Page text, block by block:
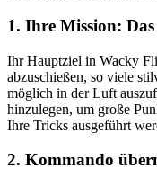
1. Ihre Mission:
Ihr Hauptziel in Wacky
abzuschießen, so viele
möglich in der Luft
hinzulegen, um große
Ihre Tricks ausgeführt
2. Kommando